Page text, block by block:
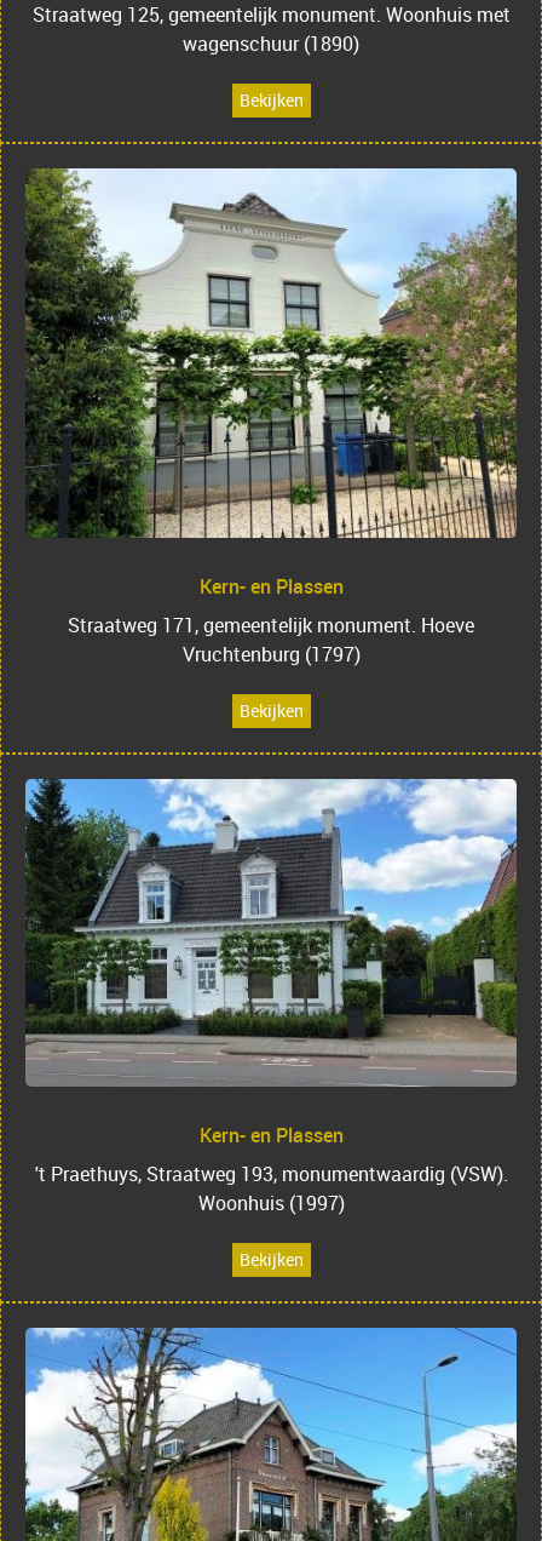
Straatweg 125, gemeentelijk monument. Woonhuis met
wagenschuur (1890)
Bekijken
Kern- en Plassen
Straatweg 171, gemeentelijk monument. Hoeve
Vruchtenburg (1797)
Bekijken
Kern- en Plassen
't Praethuys, Straatweg 193, monumentwaardig (VSW).
Woonhuis (1997)
Bekijken